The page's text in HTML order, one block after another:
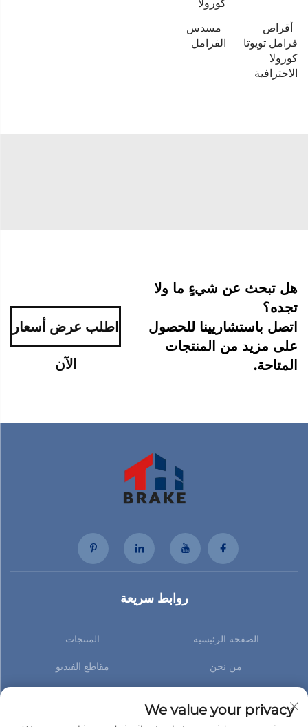
كورولا
أقراص
فرامل تويوتا
كورولا
الاحترافية
مسدس
الفرامل
هل تبحث عن شيءٍ ما ولا
تجده؟
اتصل باستشاريينا للحصول
على مزيد من المنتجات
المتاحة.
اطلب عرض أسعار
الآن
روابط سريعة
الصفحة الرئيسية المنتجات
من نحن مقاطع الفيديو
اشترك لتصلك أحدث الأخبار الخاصة بنا
We value your privacy